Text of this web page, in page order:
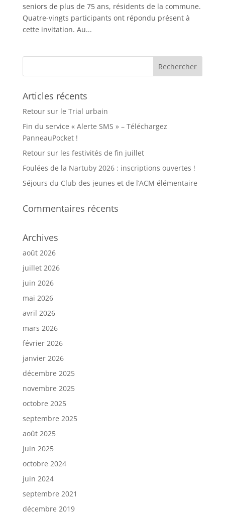
seniors de plus de 75 ans, résidents de la commune.
Quatre-vingts participants ont répondu présent à
cette invitation. Au...
Rechercher :
Articles récents
Retour sur le Trial urbain
Fin du service « Alerte SMS » – Téléchargez
PanneauPocket !
Retour sur les festivités de fin juillet
Foulées de la Nartuby 2026 : inscriptions ouvertes !
Séjours du Club des jeunes et de l’ACM élémentaire
Commentaires récents
Archives
août 2026
juillet 2026
juin 2026
mai 2026
avril 2026
mars 2026
février 2026
janvier 2026
décembre 2025
novembre 2025
octobre 2025
septembre 2025
août 2025
juin 2025
octobre 2024
juin 2024
septembre 2021
décembre 2019